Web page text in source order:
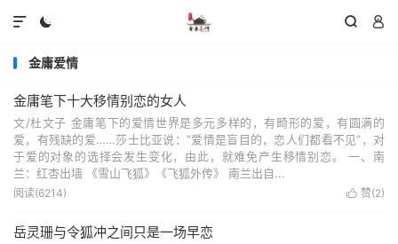
  

金庸爱情
金庸笔下十大移情别恋的女人
文/杜文子 金庸笔下的爱情世界是多元多样的，有畸形的爱，有圆满的
爱，有残缺的爱……莎士比亚说：“爱情是盲目的，恋人们都看不见”，对
于爱的对象的选择会发生变化，由此，就难免产生移情别恋。 一、南
兰：红杏出墙 《雪山飞狐》《飞狐外传》 南兰出自...
 赞(2)
阅读(6214)
岳灵珊与令狐冲之间只是一场早恋